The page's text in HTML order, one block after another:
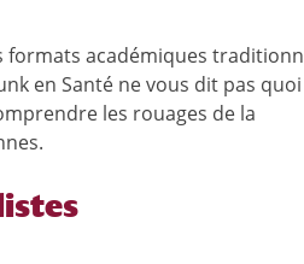
formats académiques
en Santé ne vous dit pas quoi
les rouages de la